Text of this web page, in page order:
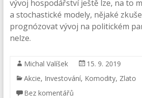
vývoj hospodářství ještě lze, na to
a stochastické modely, nějaké
prognózovat vývoj na politickém
nelze.
Michal Valíšek
15. 9. 2019
Akcie, Investování, Komodity, Zlato
Bez komentářů